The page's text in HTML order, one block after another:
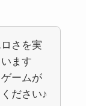
さを実
ます
ームが
ださい♪